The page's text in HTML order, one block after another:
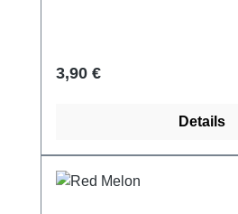
Regulärer Preis:
3,90 €
Details